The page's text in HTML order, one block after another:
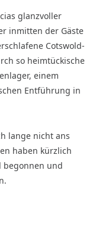
glanzvoller
inmitten der Gäste
Cotswold-
so heimtückische
einem
Entführung in
lange nicht ans
haben kürzlich
begonnen und